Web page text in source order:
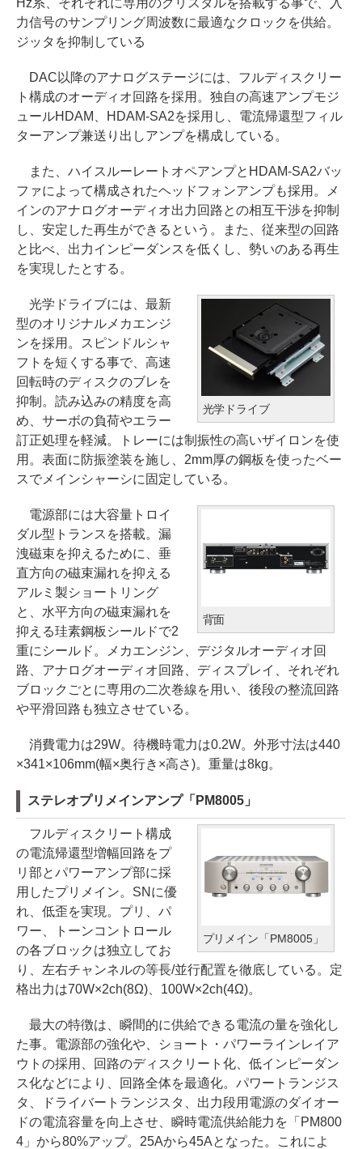
力信号のサンプリング周波数に最適なクロックを供給。
ジッタを抑制している
DAC以降のアナログステージには、フルディスクリー
ト構成のオーディオ回路を採用。独自の高速アンプモジ
ュールHDAM、HDAM-SA2を採用し、電流帰還型フィル
ターアンプ兼送り出しアンプを構成している。
また、ハイスルーレートオペアンプとHDAM-SA2バッ
ファによって構成されたヘッドフォンアンプも採用。メ
インのアナログオーディオ出力回路との相互干渉を抑制
し、安定した再生ができるという。また、従来型の回路
と比べ、出力インピーダンスを低くし、勢いのある再生
を実現したとする。
光学ドライブ
光学ドライブには、最新
型のオリジナルメカエンジ
ンを採用。スピンドルシャ
フトを短くする事で、高速
回転時のディスクのブレを
抑制。読み込みの精度を高
め、サーボの負荷やエラー
訂正処理を軽減。トレーには制振性の高いザイロンを使
用。表面に防振塗装を施し、2mm厚の鋼板を使ったベー
スでメインシャーシに固定している。
背面
電源部には大容量トロイ
ダル型トランスを搭載。漏
洩磁束を抑えるために、垂
直方向の磁束漏れを抑える
アルミ製ショートリング
と、水平方向の磁束漏れを
抑える珪素鋼板シールドで2
重にシールド。メカエンジン、デジタルオーディオ回
路、アナログオーディオ回路、ディスプレイ、それぞれ
ブロックごとに専用の二次巻線を用い、後段の整流回路
や平滑回路も独立させている。
消費電力は29W。待機時電力は0.2W。外形寸法は440
×341×106mm(幅×奥行き×高さ)。重量は8kg。
ステレオプリメインアンプ「PM8005」
プリメイン「PM8005」
フルディスクリート構成
の電流帰還型増幅回路をプ
リ部とパワーアンプ部に採
用したプリメイン。SNに優
れ、低歪を実現。プリ、パ
ワー、トーンコントロール
の各ブロックは独立してお
り、左右チャンネルの等長/並行配置を徹底している。定
格出力は70W×2ch(8Ω)、100W×2ch(4Ω)。
最大の特徴は、瞬間的に供給できる電流の量を強化し
た事。電源部の強化や、ショート・パワーラインレイア
ウトの採用、回路のディスクリート化、低インピーダン
ス化などにより、回路全体を最適化。パワートランジス
タ、ドライバートランジスタ、出力段用電源のダイオー
ドの電流容量を向上させ、瞬時電流供給能力を「PM800
4」から80%アップ。25Aから45Aとなった。これによ